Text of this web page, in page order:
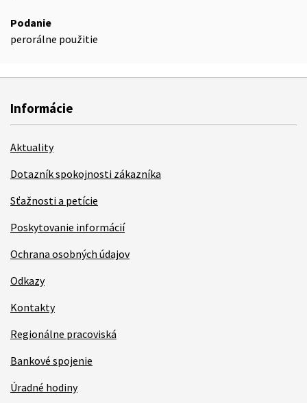
Podanie
perorálne použitie
Informácie
Aktuality
Dotazník spokojnosti zákazníka
Sťažnosti a petície
Poskytovanie informácií
Ochrana osobných údajov
Odkazy
Kontakty
Regionálne pracoviská
Bankové spojenie
Úradné hodiny